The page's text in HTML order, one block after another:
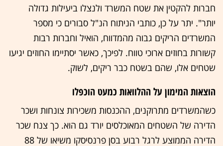
חברות להקטין את שטח המשרד ולנצלו ביעילות גדולה
יותר". יתר על כן, כותבי הניתוח הנ"ל סבורים כי מספר
המשרדים הריקים גבוה מהמדווח, הואיל וחברות רבות
קשורות בחוזים ארוכי טווח. לפיכך, כאשר יסתיימו החוזים יגיעו
שטחים אלו, שהם בשטח כבר ריקים, לשוק.
הוצאות המימון על ההלוואות כמעט הוכפלו
כשהמשרדים מתרוקנים, ההכנסות משכירות צונחות ושכר
הדירה של השטחים המאוכלסים יורד גם הוא. כך צנח שכר
הדירה הממוצע לרגל רבוע בסן פרנסיסקו משיאו של 88